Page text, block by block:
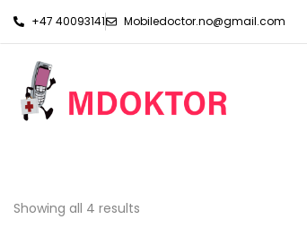
+47 40093141 Mobiledoctor.no@gmail.com
Showing all 4 results